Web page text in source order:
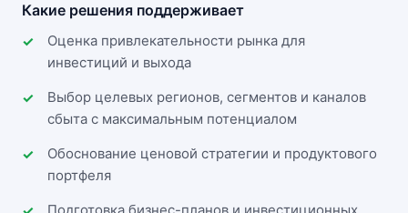
Какие решения поддерживает
Оценка привлекательности рынка для
инвестиций и выхода
Выбор целевых регионов, сегментов и каналов
сбыта с максимальным потенциалом
Обоснование ценовой стратегии и продуктового
портфеля